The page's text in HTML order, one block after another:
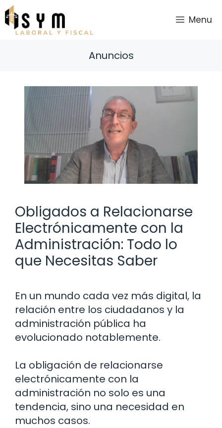
Saltar
al
contenido
Menu
Anuncios
Obligados a Relacionarse
Electrónicamente con la
Administración: Todo lo
que Necesitas Saber
En un mundo cada vez más digital, la
relación entre los ciudadanos y la
administración pública ha
evolucionado notablemente.
La obligación de relacionarse
electrónicamente con la
administración no solo es una
tendencia, sino una necesidad en
muchos casos.